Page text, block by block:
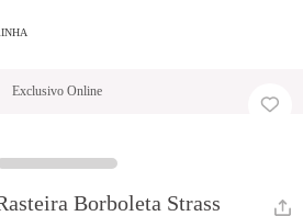
Exclusivo Online
Borboleta Strass